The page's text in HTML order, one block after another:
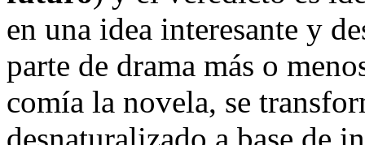
en una idea interesante y
parte de drama más o
comía la novela, se
desnaturalizado a base de